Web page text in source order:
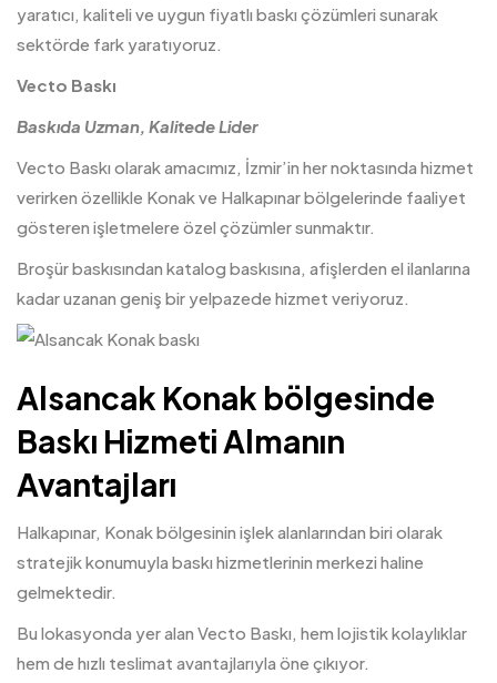
yaratıcı, kaliteli ve uygun fiyatlı baskı çözümleri sunarak
sektörde fark yaratıyoruz.
Vecto Baskı
Baskıda Uzman, Kalitede Lider
Vecto Baskı olarak amacımız, İzmir’in her noktasında hizmet
verirken özellikle Konak ve Halkapınar bölgelerinde faaliyet
gösteren işletmelere özel çözümler sunmaktır.
Broşür baskısından katalog baskısına, afişlerden el ilanlarına
kadar uzanan geniş bir yelpazede hizmet veriyoruz.
Alsancak Konak bölgesinde
Baskı Hizmeti Almanın
Avantajları
Halkapınar, Konak bölgesinin işlek alanlarından biri olarak
stratejik konumuyla baskı hizmetlerinin merkezi haline
gelmektedir.
Bu lokasyonda yer alan Vecto Baskı, hem lojistik kolaylıklar
hem de hızlı teslimat avantajlarıyla öne çıkıyor.